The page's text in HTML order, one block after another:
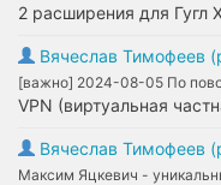
2 расширения для
Вячеслав Тимофеев
[важно] 2024-08-05 По
VPN (виртуальная
Вячеслав Тимофеев
Максим Яцкевич -